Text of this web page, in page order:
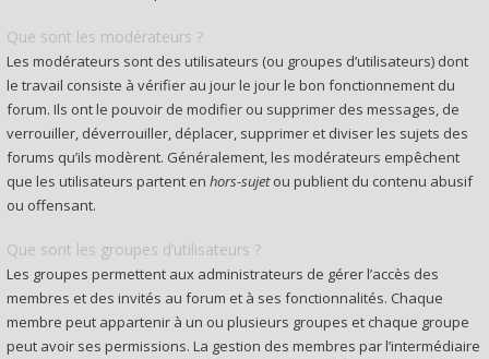
Que sont les modérateurs ?
Les modérateurs sont des utilisateurs (ou groupes d’utilisateurs) dont
le travail consiste à vérifier au jour le jour le bon fonctionnement du
forum. Ils ont le pouvoir de modifier ou supprimer des messages, de
verrouiller, déverrouiller, déplacer, supprimer et diviser les sujets des
forums qu’ils modèrent. Généralement, les modérateurs empêchent
que les utilisateurs partent en hors-sujetou publient du contenu abusif
ou offensant.
Que sont les groupes d’utilisateurs ?
Les groupes permettent aux administrateurs de gérer l’accès des
membres et des invités au forum et à ses fonctionnalités. Chaque
membre peut appartenir à un ou plusieurs groupes et chaque groupe
peut avoir ses permissions. La gestion des membres par l’intermédiaire